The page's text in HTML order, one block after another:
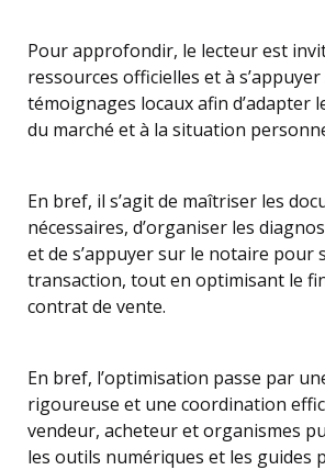
Pour approfondir, le lecteur est
ressources officielles et à
témoignages locaux afin d’adapter
du marché et à la situation
En bref, il s’agit de maîtriser les
nécessaires, d’organiser les
et de s’appuyer sur le notaire pour
transaction, tout en optimisant le
contrat de vente.
En bref, l’optimisation passe par
rigoureuse et une coordination
vendeur, acheteur et organismes
les outils numériques et les guides